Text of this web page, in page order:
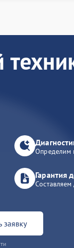
Определим
Гарантия
заявку